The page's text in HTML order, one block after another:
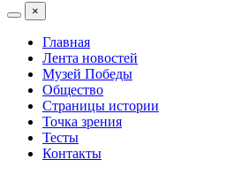
×
Главная
Лента новостей
Музей Победы
Общество
Страницы истории
Точка зрения
Тесты
Контакты